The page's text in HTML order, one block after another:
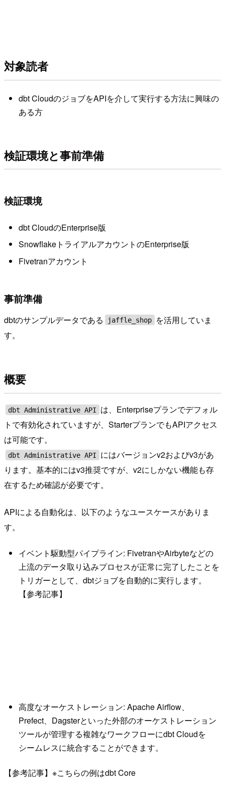
対象読者
dbt CloudのジョブをAPIを介して実行する方法に興味の
ある方
検証環境と事前準備
検証環境
dbt CloudのEnterprise版
SnowflakeトライアルアカウントのEnterprise版
Fivetranアカウント
事前準備
dbtのサンプルデータである jaffle_shop
を活用していま
す。
概要
dbt Administrative API
は、Enterpriseプランでデフォル
トで有効化されていますが、StarterプランでもAPIアクセス
は可能です。
dbt Administrative API
にはバージョンv2およびv3があ
ります。基本的にはv3推奨ですが、v2にしかない機能も存
在するため確認が必要です。
APIによる自動化は、以下のようなユースケースがありま
す。
イベント駆動型パイプライン: FivetranやAirbyteなどの
上流のデータ取り込みプロセスが正常に完了したことを
トリガーとして、dbtジョブを自動的に実行します。
【参考記事】
高度なオーケストレーション: Apache Airflow、
Prefect、Dagsterといった外部のオーケストレーション
ツールが管理する複雑なワークフローにdbt Cloudを
シームレスに統合することができます。
【参考記事】※こちらの例はdbt Core